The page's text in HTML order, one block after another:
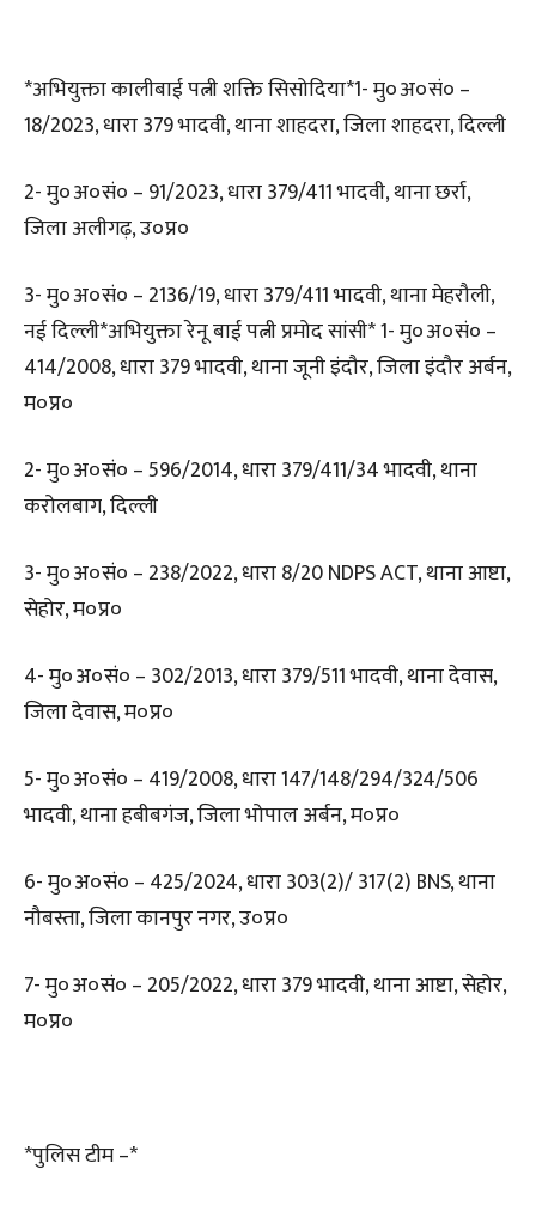
*अभियुक्ता कालीबाई पत्नी शक्ति सिसोदिया*1- मु०अ०सं० –
18/2023, धारा 379 भादवी, थाना शाहदरा, जिला शाहदरा, दिल्ली
2- मु०अ०सं० – 91/2023, धारा 379/411 भादवी, थाना छर्रा,
जिला अलीगढ़, उ०प्र०
3- मु०अ०सं० – 2136/19, धारा 379/411 भादवी, थाना मेहरौली,
नई दिल्ली*अभियुक्ता रेनू बाई पत्नी प्रमोद सांसी* 1- मु०अ०सं० –
414/2008, धारा 379 भादवी, थाना जूनी इंदौर, जिला इंदौर अर्बन,
म०प्र०
2- मु०अ०सं० – 596/2014, धारा 379/411/34 भादवी, थाना
करोलबाग, दिल्ली
3- मु०अ०सं० – 238/2022, धारा 8/20 NDPS ACT, थाना आष्टा,
सेहोर, म०प्र०
4- मु०अ०सं० – 302/2013, धारा 379/511 भादवी, थाना देवास,
जिला देवास, म०प्र०
5- मु०अ०सं० – 419/2008, धारा 147/148/294/324/506
भादवी, थाना हबीबगंज, जिला भोपाल अर्बन, म०प्र०
6- मु०अ०सं० – 425/2024, धारा 303(2)/ 317(2) BNS, थाना
नौबस्ता, जिला कानपुर नगर, उ०प्र०
7- मु०अ०सं० – 205/2022, धारा 379 भादवी, थाना आष्टा, सेहोर,
म०प्र०
*पुलिस टीम –*